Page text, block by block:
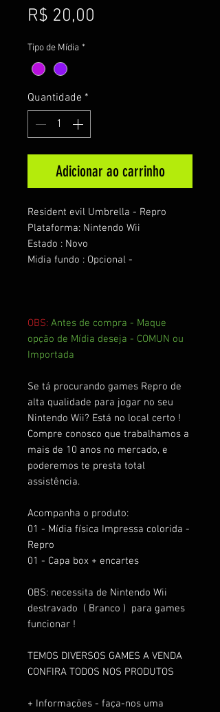
R$ 20,00
Tipo de Mídia *
Quantidade *
Adicionar ao carrinho
Resident evil Umbrella - Repro
Plataforma: Nintendo Wii
Estado : Novo
Midia fundo : Opcional -
OBS: Antes de compra - Maque
opção de Mídia deseja - COMUN ou
Importada
Se tá procurando games Repro de
alta qualidade para jogar no seu
Nintendo Wii? Está no local certo !
Compre conosco que trabalhamos a
mais de 10 anos no mercado, e
poderemos te presta total
assistência.
Acompanha o produto:
01 - Mídia física Impressa colorida -
Repro
01 - Capa box + encartes
OBS: necessita de Nintendo Wii
destravado ( Branco ) para games
funcionar !
TEMOS DIVERSOS GAMES A VENDA
CONFIRA TODOS NOS PRODUTOS
+ Informações - faça-nos uma